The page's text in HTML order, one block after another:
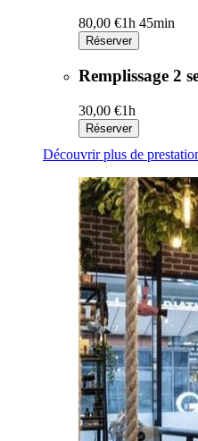
80,00 €1h 45min
Réserver
Remplissage 2
30,00 €1h
Réserver
Découvrir plus de